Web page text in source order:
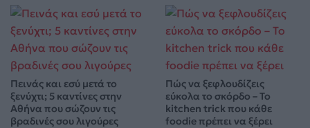
Πεινάς και εσύ μετά το
ξενύχτι; 5 καντίνες στην
Αθήνα που σώζουν τις
βραδινές σου λιγούρες
Πώς να ξεφλουδίζεις
εύκολα το σκόρδο – Το
kitchen trick που κάθε
foodie πρέπει να ξέρει